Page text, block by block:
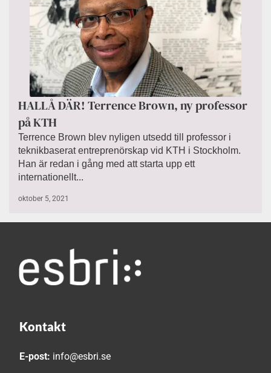
HALLÅ DÄR! Terrence Brown, ny professor
på KTH
Terrence Brown blev nyligen utsedd till professor i
teknikbaserat entreprenörskap vid KTH i Stockholm.
Han är redan i gång med att starta upp ett
internationellt...
oktober 5, 2021
Kontakt
E-post: info@esbri.se